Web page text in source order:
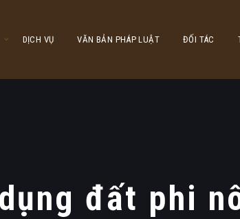
DỊCH VỤ VĂN BẢN PHÁP LUẬT ĐỐI TÁC
đất phi